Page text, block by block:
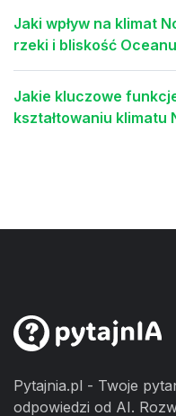
Jaki wpływ na klimat
rzeki i bliskość
Jakie kluczowe
kształtowaniu klimatu
Pytajnia.pl - Twoje
odpowiedzi od AI.